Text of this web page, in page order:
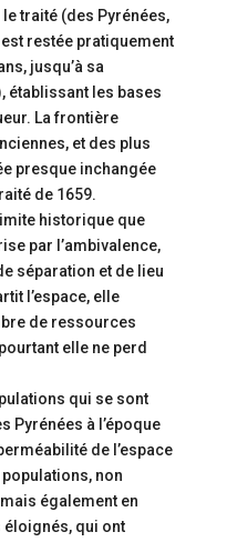
traité (des Pyrénées,
restée pratiquement
jusqu’à sa
établissant les bases
La frontière
et des plus
presque inchangée
de 1659.
historique que
par l’ambivalence,
séparation et de lieu
l’espace, elle
de ressources
elle ne perd
qui se sont
Pyrénées à l’époque
de l’espace
non
également en
qui ont